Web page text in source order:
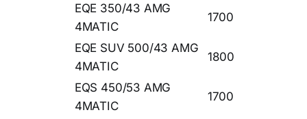
EQE 350/43 AMG
4MATIC
1700
EQE SUV 500/43 AMG
4MATIC
1800
EQS 450/53 AMG
4MATIC
1700